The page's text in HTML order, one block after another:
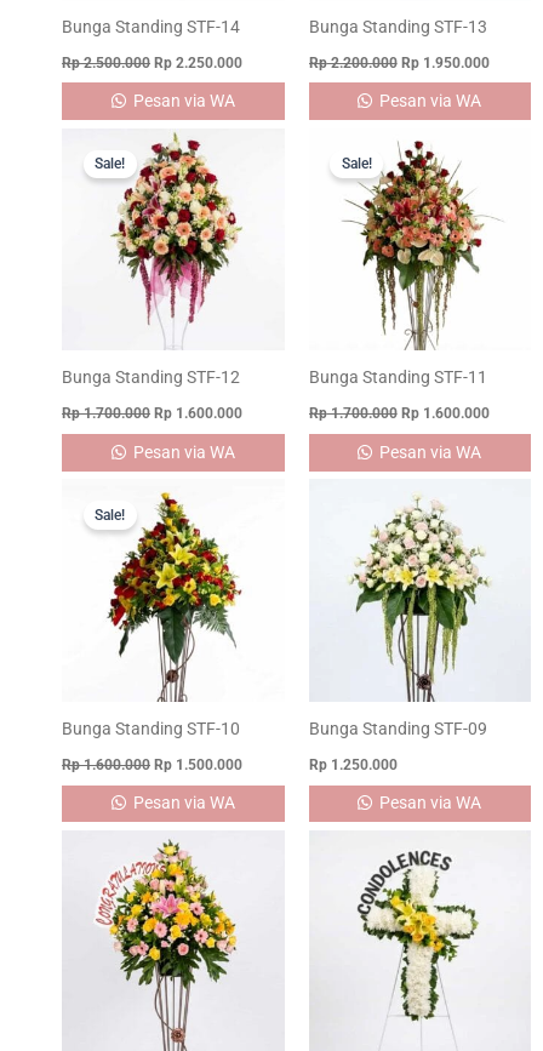
Bunga Standing STF-14
Rp2.500.000 Rp 2.250.000
Pesan via WA
Bunga Standing STF-13
Rp2.200.000 Rp1.950.000
Pesan via WA
Sale!
Bunga Standing STF-12
Rp1.700.000
Original
price
was:
Rp 1.700.000.
Rp 1.600.000
Pesan via WA
Sale!
Bunga Standing STF-11
Rp1.700.000
Original
price
was:
Rp 1.700.000.
Rp1.600.000
Pesan via WA
Sale!
Bunga Standing STF-10
Rp1.600.000
price
was:
Rp 1.600.000.
Rp 1.500.000
Pesan via WA
Bunga Standing STF-09
Rp1.250.000
Pesan via WA